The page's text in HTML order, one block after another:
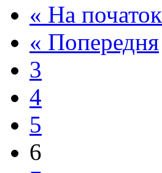
« На початок
« Попередня
3
4
5
6